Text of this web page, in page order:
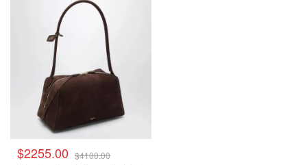
$2255.00 $4100.00